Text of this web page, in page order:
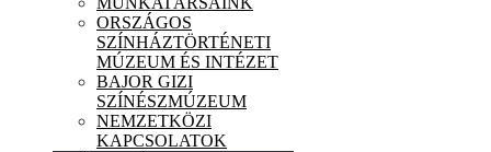
ORSZÁGOS
SZÍNHÁZTÖRTÉNETI
MÚZEUM ÉS INTÉZET
BAJOR GIZI
SZÍNÉSZMÚZEUM
NEMZETKÖZI
KAPCSOLATOK